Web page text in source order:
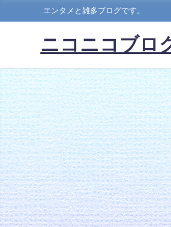
エンタメと雑多ブログです。
ニコニコブロ